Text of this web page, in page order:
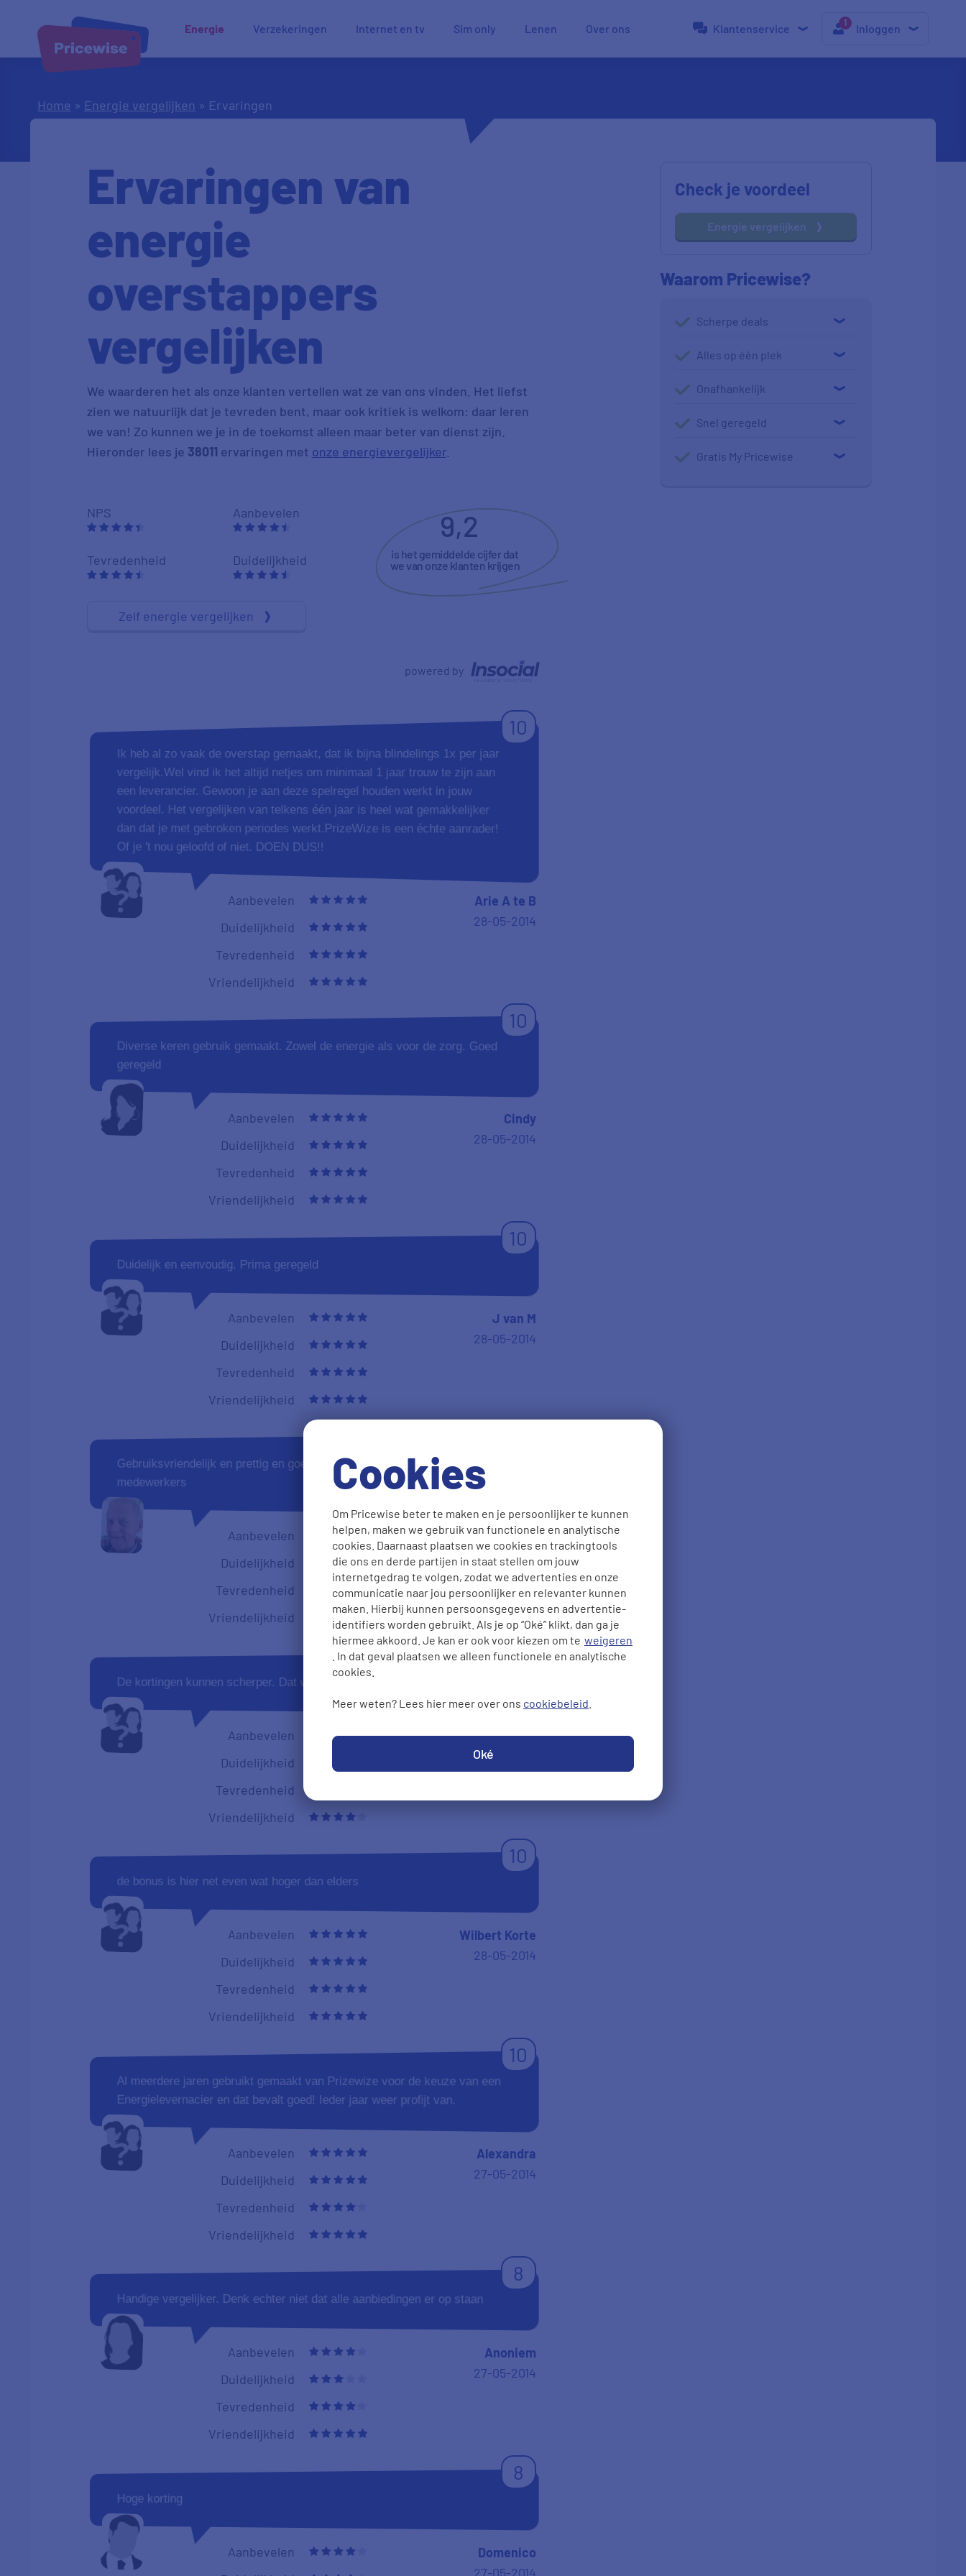
Cookies
Om Pricewise beter te maken en je persoonlijker te kunnen
helpen, maken we gebruik van functionele en analytische
cookies. Daarnaast plaatsen we cookies en trackingtools
die ons en derde partijen in staat stellen om jouw
internetgedrag te volgen, zodat we advertenties en onze
communicatie naar jou persoonlijker en relevanter kunnen
maken. Hierbij kunnen persoonsgegevens en advertentie-
identifiers worden gebruikt. Als je op “Oké” klikt, dan ga je
hiermee akkoord. Je kan er ook voor kiezen om te weigeren
. In dat geval plaatsen we alleen functionele en analytische
cookies.
Meer weten? Lees hier meer over ons cookiebeleid
Oké
Energie Verzekeringen Internet en tv Sim only Lenen Over ons Klantenservice Inloggen
Home » Energie vergelijken » Ervaringen
Ervaringen van
energie
overstappers
vergelijken
We waarderen het als onze klanten vertellen wat ze van ons vinden. Het liefst
zien we natuurlijk dat je tevreden bent, maar ook kritiek is welkom: daar leren
we van! Zo kunnen we je in de toekomst alleen maar beter van dienst zijn.
Hieronder lees je 38011 ervaringen met onze energievergelijker.
NPS
Tevredenheid
Aanbevelen
Duidelijkheid
9,2
is het gemiddelde cijfer dat
we van onze klanten krijgen
Zelf energie vergelijken
powered by
10
Ik heb al zo vaak de overstap gemaakt, dat ik bijna blindelings 1x per jaar
vergelijk.Wel vind ik het altijd netjes om minimaal 1 jaar trouw te zijn aan
een leverancier. Gewoon je aan deze spelregel houden werkt in jouw
voordeel. Het vergelijken van telkens één jaar is heel wat gemakkelijker
dan dat je met gebroken periodes werkt.PrizeWize is een échte aanrader!
Of je 't nou geloofd of niet. DOEN DUS!!
Aanbevelen
Duidelijkheid
Tevredenheid
Vriendelijkheid
Arie A te B
28-05-2014
10
Diverse keren gebruik gemaakt. Zowel de energie als voor de zorg. Goed
geregeld
Aanbevelen
Duidelijkheid
Tevredenheid
Vriendelijkheid
Cindy
28-05-2014
10
Duidelijk en eenvoudig. Prima geregeld
Aanbevelen
Duidelijkheid
Tevredenheid
Vriendelijkheid
J van M
28-05-2014
Gebruiksvriendelijk en prettig en goed te woord gestaan door de
medewerkers
Aanbevelen
Duidelijkheid
Tevredenheid
Vriendelijkheid
Jan Jonkeren
28-05-2014
9
De kortingen kunnen scherper. Dat waren ze vroeger ook.
Aanbevelen
Duidelijkheid
Tevredenheid
Vriendelijkheid
Ferry
28-05-2014
10
de bonus is hier net even wat hoger dan elders
Aanbevelen
Duidelijkheid
Tevredenheid
Vriendelijkheid
Wilbert Korte
28-05-2014
10
Al meerdere jaren gebruikt gemaakt van Prizewize voor de keuze van een
Energielevernacier en dat bevalt goed! Ieder jaar weer profijt van.
Aanbevelen
Duidelijkheid
Tevredenheid
Vriendelijkheid
Alexandra
27-05-2014
8
Handige vergelijker. Denk echter niet dat alle aanbiedingen er op staan
Aanbevelen
Duidelijkheid
Tevredenheid
Vriendelijkheid
Anoniem
27-05-2014
8
Hoge korting
Aanbevelen
Domenico
27-05-2014
Check je voordeel
Energie vergelijken
Waarom Pricewise?
Scherpe deals
Alles op één plek
Onafhankelijk
Snel geregeld
Gratis My Pricewise